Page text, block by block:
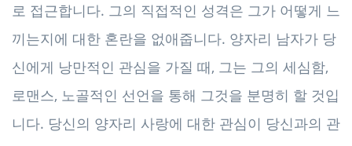
로 접근합니다. 그의 직접적인 성격은 그가 어떻게 느
끼는지에 대한 혼란을 없애줍니다. 양자리 남자가 당
신에게 낭만적인 관심을 가질 때, 그는 그의 세심함,
로맨스, 노골적인 선언을 통해 그것을 분명히 할 것입
니다. 당신의 양자리 사랑에 대한 관심이 당신과의 관